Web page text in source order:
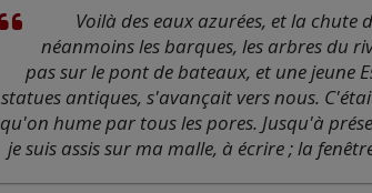
Voilà des eaux azurées, et la
néanmoins les barques, les arbres du
pas sur le pont de bateaux, et une jeune
statues antiques, s'avançait vers nous.
qu'on hume par tous les pores. Jusqu'à
je suis assis sur ma malle, à écrire ; la